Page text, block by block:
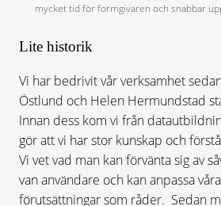
mycket tid för formgivaren och snabbar
Lite historik
Vi har bedrivit vår verksamhet
Östlund och Helen Hermundstad
Innan dess kom vi från
gör att vi har stor kunskap och
Vi vet vad man kan förvänta sig av
van användare och kan anpassa
förutsättningar som råder. Sedan